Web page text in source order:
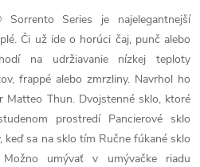
Series je najelegantnejší
Či už ide o horúci čaj, punč alebo
na udržiavanie nízkej teploty
frappé alebo zmrzliny. Navrhol ho
Matteo Thun. Dvojstenné sklo, ktoré
prostredí Pancierové sklo
keď sa na sklo tím Ručne fúkané sklo
umývať v umývačke riadu